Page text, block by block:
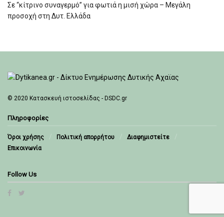
Σε “κίτρινο συναγερμό” για φωτιά η μισή χώρα – Μεγάλη
προσοχή στη Δυτ. Ελλάδα
© 2020 Κατασκευή ιστοσελίδας - DSDC.gr
Πληροφορίες
Όροι χρήσης Πολιτική απορρήτου
Διαφημιστείτε
Επικοινωνία
Follow Us